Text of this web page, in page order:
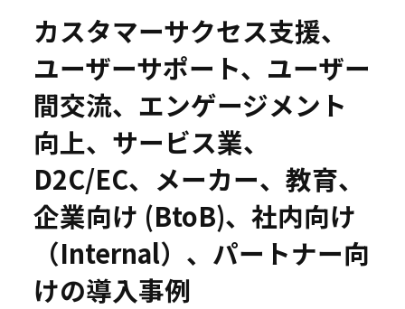
事例
セミナー
お役立ち情報
お問い合わせ
カスタマーサクセス支援、
ユーザーサポート、ユーザー
間交流、エンゲージメント
向上、サービス業、
D2C/EC、メーカー、教育、
企業向け (BtoB)、社内向け
（Internal）、パートナー向
けの導入事例